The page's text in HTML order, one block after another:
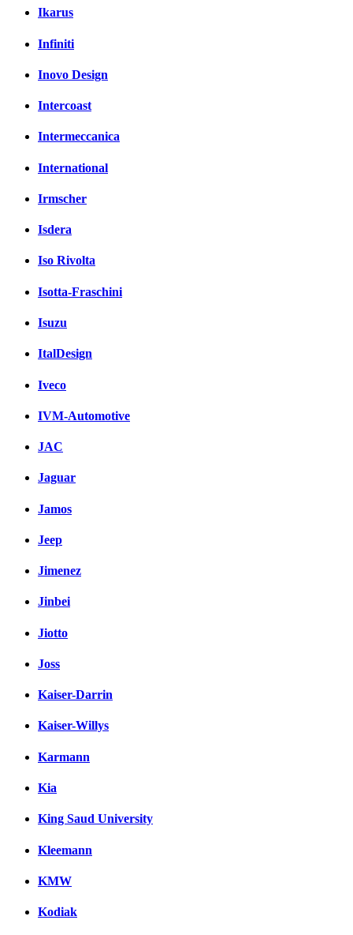
Ikarus
Infiniti
Inovo Design
Intercoast
Intermeccanica
International
Irmscher
Isdera
Iso Rivolta
Isotta-Fraschini
Isuzu
ItalDesign
Iveco
IVM-Automotive
JAC
Jaguar
Jamos
Jeep
Jimenez
Jinbei
Jiotto
Joss
Kaiser-Darrin
Kaiser-Willys
Karmann
Kia
King Saud University
Kleemann
KMW
Kodiak